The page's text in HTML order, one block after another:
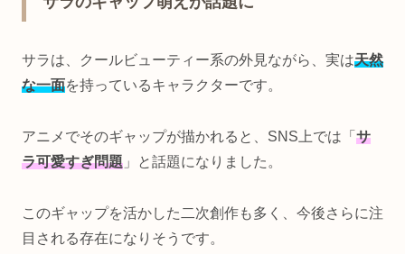
サラは、クールビューティー系の外見ながら、実は天然
な一面を持っているキャラクターです。
アニメでそのギャップが描かれると、SNS上では「 サ
ラ可愛すぎ問題 」と話題になりました。
このギャップを活かした二次創作も多く、今後さらに注
目される存在になりそうです。